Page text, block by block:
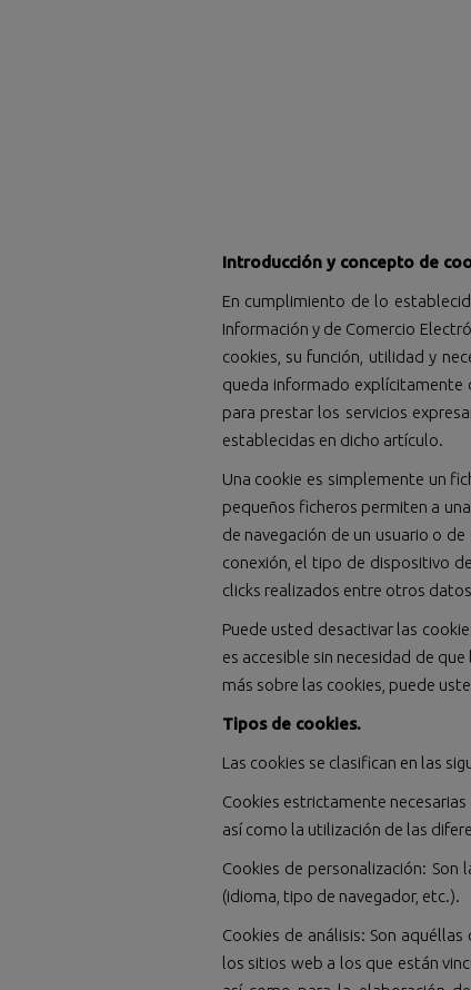
Introducción y concepto de
En cumplimiento de lo
Información y de Comercio
cookies, su función, utilidad y
queda informado explícitamente
para prestar los servicios
establecidas en dicho artículo.
Una cookie es simplemente un
pequeños ficheros permiten a
de navegación de un usuario o
conexión, el tipo de dispositivo
clicks realizados entre otros
Puede usted desactivar las
es accesible sin necesidad de
más sobre las cookies, puede
Tipos de cookies.
Las cookies se clasifican en las
Cookies estrictamente
así como la utilización de las
Cookies de personalización:
(idioma, tipo de navegador, etc.).
Cookies de análisis: Son
los sitios web a los que están